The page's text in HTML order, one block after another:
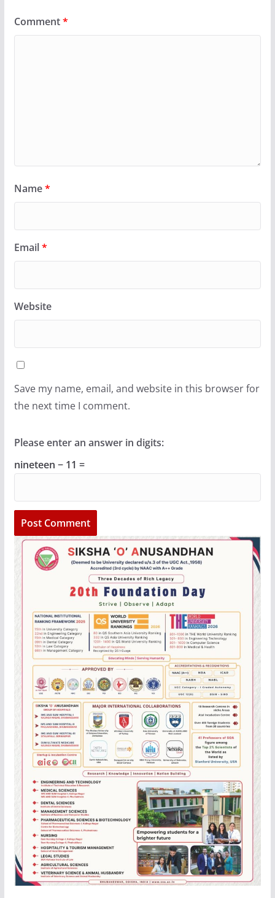
Comment*
Name*
Email*
Website
Save my name, email, and website in this browser for
the next time I comment.
Please enter an answer in digits:
nineteen − 11 =